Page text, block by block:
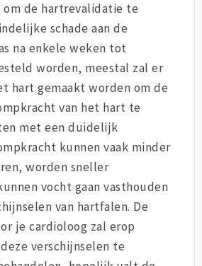
om de hartrevalidatie te
schade aan de
na enkele weken tot
worden, meestal zal er
hart gemaakt worden om de
van het hart te
met een duidelijk
kunnen vaak minder
worden sneller
vocht gaan vasthouden
van hartfalen. De
je cardioloog zal erop
verschijnselen te